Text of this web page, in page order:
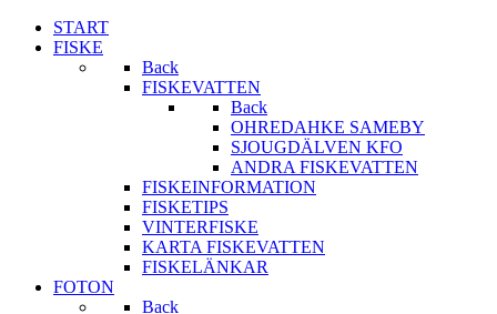
START
FISKE
Back
FISKEVATTEN
Back
OHREDAHKE SAMEBY
SJOUGDÄLVEN KFO
ANDRA FISKEVATTEN
FISKEINFORMATION
FISKETIPS
VINTERFISKE
KARTA FISKEVATTEN
FISKELÄNKAR
FOTON
Back